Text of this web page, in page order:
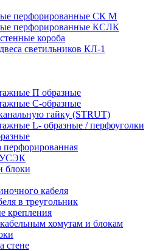
перфорированные СК М
перфорированные КСЛК
короба
светильников КЛ-1
П образные
C-образные
гайку (STRUT)
L- образные / перфоуголки
перфорированная
УСЭК
блоки
кабеля
в треугольник
крепления
хомутам и блокам
стене